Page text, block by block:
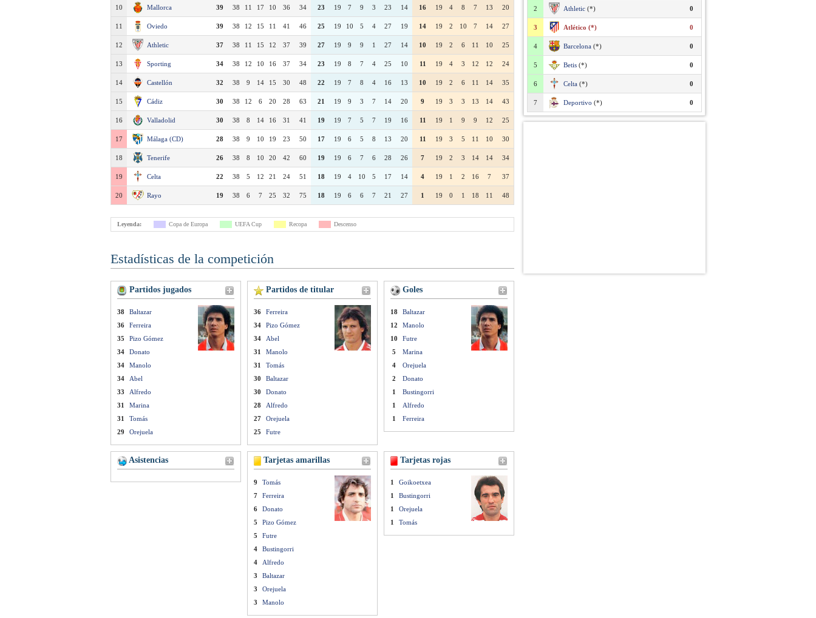
10 Mallorca 39 38 11 17 10 36 34 23 19 7 9 3 23 14 16 19 4 8 7 13 20
11 Oviedo 39 38 12 15 11 41 46 25 19 10 5 4 27 19 14 19 2 10 7 14 27
12 Athletic 37 38 11 15 12 37 39 27 19 9 9 1 27 14 10 19 2 6 11 10 25
13 Sporting 34 38 12 10 16 37 34 23 19 8 7 4 25 10 11 19 4 3 12 12 24
14 Castellón 32 38 9 14 15 30 48 22 19 7 8 4 16 13 10 19 2 6 11 14 35
15 Cádiz 30 38 12 6 20 28 63 21 19 9 3 7 14 20 9 19 3 3 13 14 43
16 Valladolid 30 38 8 14 16 31 41 19 19 7 5 7 19 16 11 19 1 9 9 12 25
17 Málaga (CD) 28 38 9 10 19 23 50 17 19 6 5 8 13 20 11 19 3 5 11 10 30
18 Tenerife 26 38 8 10 20 42 60 19 19 6 7 6 28 26 7 19 2 3 14 14 34
19 Celta 22 38 5 12 21 24 51 18 19 4 10 5 17 14 4 19 1 2 16 7 37
20 Rayo 19 38 6 7 25 32 75 18 19 6 6 7 21 27 1 19 0 1 18 11 48
Leyenda: Copa de Europa UEFA Cup Recopa Descenso
Estadísticas de la competición
Partidos jugados
38
Baltazar
36
Ferreira
35
Pizo Gómez
34
Donato
34
Manolo
34
Abel
33
Alfredo
31
Marina
31
Tomás
29
Orejuela
Partidos de titular
36
Ferreira
34
Pizo Gómez
34
Abel
31
Manolo
31
Tomás
30
Baltazar
30
Donato
28
Alfredo
27
Orejuela
25
Futre
Goles
18
Baltazar
12
Manolo
10
Futre
5
Marina
4
Orejuela
2
Donato
1
Bustingorri
1
Alfredo
1
Ferreira
Asistencias Tarjetas amarillas
9
Tomás
7
Ferreira
6
Donato
5
Pizo Gómez
5
Futre
4
Bustingorri
4
Alfredo
3
Baltazar
3
Orejuela
3
Manolo
Tarjetas rojas
1
Goikoetxea
1
Bustingorri
1
Orejuela
1
Tomás
2 Athletic (*) 0
3 Atlético (*) 0
4 Barcelona (*) 0
5 Betis (*) 0
6 Celta (*) 0
7 Deportivo (*) 0